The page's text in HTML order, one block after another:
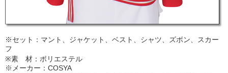
※セット：マント、ジャケット、ベスト、シャツ、ズボン、スカー
フ
※素 材：ポリエステル
※メーカー：COSYA